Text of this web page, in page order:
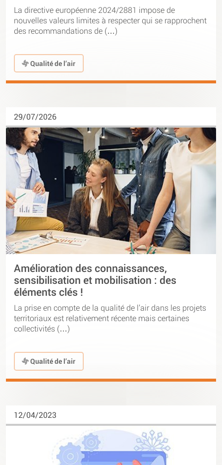
La directive européenne 2024/2881 impose de
nouvelles valeurs limites à respecter qui se rapprochent
des recommandations de (…)
Qualité de l’air
29/07/2026
Amélioration des connaissances,
sensibilisation et mobilisation : des
éléments clés !
La prise en compte de la qualité de l’air dans les projets
territoriaux est relativement récente mais certaines
collectivités (…)
Qualité de l’air
12/04/2023